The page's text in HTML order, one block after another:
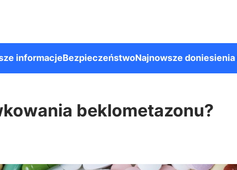
informacjeBezpieczeństwoNajnowsze doniesienia
beklometazonu?